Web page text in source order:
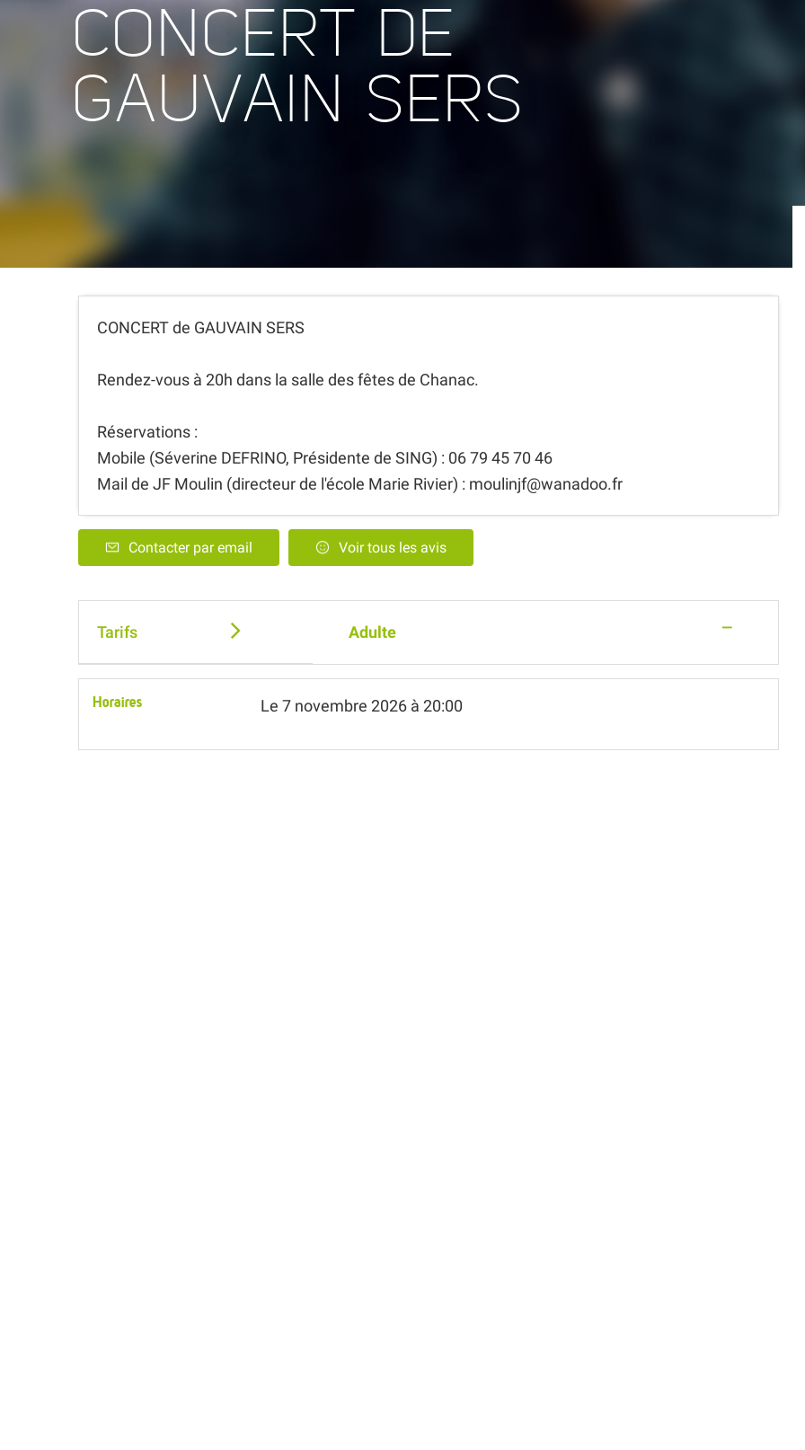
CONCERT DE
GAUVAIN SERS
CONCERT de GAUVAIN SERS
Rendez-vous à 20h dans la salle des fêtes de Chanac.
Réservations :
Mobile (Séverine DEFRINO, Présidente de SING) : 06 79 45 70 46
Mail de JF Moulin (directeur de l'école Marie Rivier) : moulinjf@wanadoo.fr
Contacter par email Voir tous les avis
Tarifs Adulte —
Horaires Le 7 novembre 2026 à 20:00